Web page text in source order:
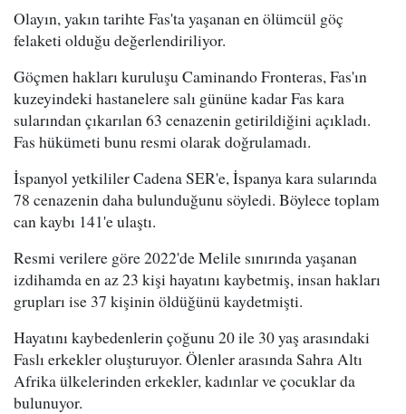
Olayın, yakın tarihte Fas'ta yaşanan en ölümcül göç
felaketi olduğu değerlendiriliyor.
Göçmen hakları kuruluşu Caminando Fronteras, Fas'ın
kuzeyindeki hastanelere salı gününe kadar Fas kara
sularından çıkarılan 63 cenazenin getirildiğini açıkladı.
Fas hükümeti bunu resmi olarak doğrulamadı.
İspanyol yetkililer Cadena SER'e, İspanya kara sularında
78 cenazenin daha bulunduğunu söyledi. Böylece toplam
can kaybı 141'e ulaştı.
Resmi verilere göre 2022'de Melile sınırında yaşanan
izdihamda en az 23 kişi hayatını kaybetmiş, insan hakları
grupları ise 37 kişinin öldüğünü kaydetmişti.
Hayatını kaybedenlerin çoğunu 20 ile 30 yaş arasındaki
Faslı erkekler oluşturuyor. Ölenler arasında Sahra Altı
Afrika ülkelerinden erkekler, kadınlar ve çocuklar da
bulunuyor.